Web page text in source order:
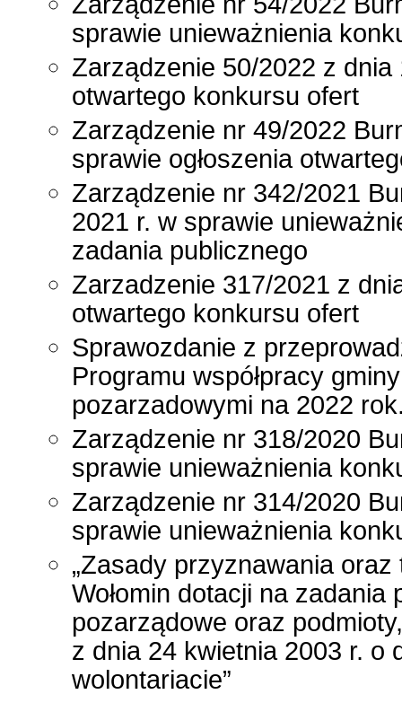
sprawie unieważnienia
Zarządzenie 50/2022 z dnia
otwartego konkursu ofert
Zarządzenie nr 49/2022
sprawie ogłoszenia
Zarządzenie nr 342/2021
2021 r. w sprawie
zadania publicznego
Zarzadzenie 317/2021 z
otwartego konkursu ofert
Sprawozdanie z
Programu współpracy
pozarzadowymi na 2022
Zarządzenie nr 318/2020
sprawie unieważnienia
Zarządzenie nr 314/2020
sprawie unieważnienia
„Zasady przyznawania
Wołomin dotacji na
pozarządowe oraz
z dnia 24 kwietnia 2003 r. o
wolontariacie”